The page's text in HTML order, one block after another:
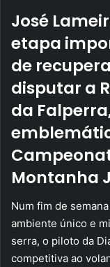
José
etapa
de
disputar a
da
Montanha
Num fim de
ambiente único e
serra, o piloto da
competitiva ao